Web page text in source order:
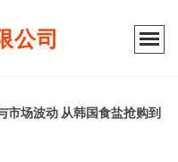
公司
市场波动 从韩国食盐抢购到